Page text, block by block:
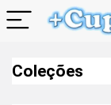
Coleções